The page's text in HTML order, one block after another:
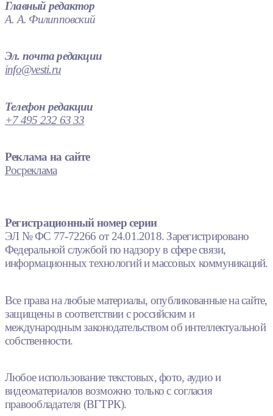
Главный редактор
А. А. Филипповский
Эл. почта редакции
info@vesti.ru
Телефон редакции
+7 495 232 63 33
Реклама на сайте
Росреклама
Регистрационный номер серии
ЭЛ № ФС 77-72266 от 24.01.2018. Зарегистрировано
Федеральной службой по надзору в сфере связи,
информационных технологий и массовых коммуникаций.
Все права на любые материалы, опубликованные на сайте,
защищены в соответствии с российским и
международным законодательством об интеллектуальной
собственности.
Любое использование текстовых, фото, аудио и
видеоматериалов возможно только с согласия
правообладателя (ВГТРК).